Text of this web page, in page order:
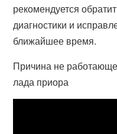
рекомендуется
диагностики и
ближайшее время.
Причина не
лада приора